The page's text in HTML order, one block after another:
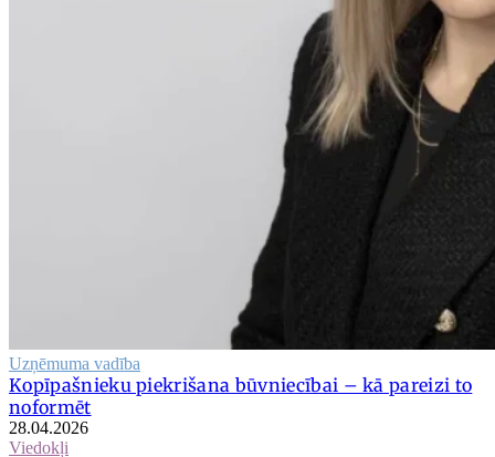
Uzņēmuma vadība
Kopīpašnieku piekrišana būvniecībai – kā pareizi to
noformēt
28.04.2026
Viedokļi